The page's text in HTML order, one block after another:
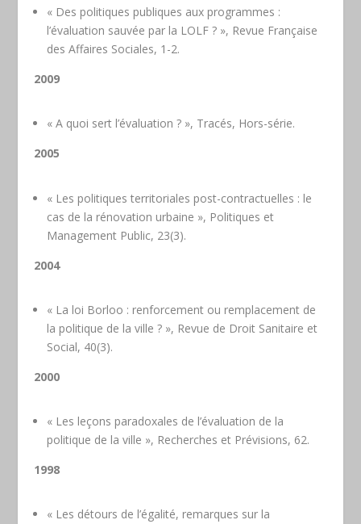
« Des politiques publiques aux programmes :
l’évaluation sauvée par la LOLF ? », Revue Française
des Affaires Sociales, 1-2.
2009
« A quoi sert l’évaluation ? », Tracés, Hors-série.
2005
« Les politiques territoriales post-contractuelles : le
cas de la rénovation urbaine », Politiques et
Management Public, 23(3).
2004
« La loi Borloo : renforcement ou remplacement de
la politique de la ville ? », Revue de Droit Sanitaire et
Social, 40(3).
2000
« Les leçons paradoxales de l’évaluation de la
politique de la ville », Recherches et Prévisions, 62.
1998
« Les détours de l’égalité, remarques sur la